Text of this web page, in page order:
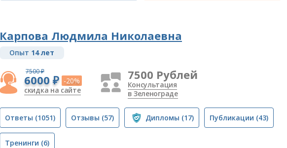
Карпова Людмила Николаевна
Опыт 14 лет
7500 ₽
6000 ₽ -20%
скидка на сайте
7500 Рублей
Консультация
в Зеленограде
Ответы (1051) Отзывы (57) Дипломы (17) Публикации (43)
Тренинги (6)